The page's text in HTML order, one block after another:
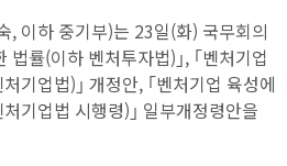
, 이하 중기부)는 23일(화) 국무회의
법률(이하 벤처투자법)｣, ｢벤처기업
기업법)｣ 개정안, ｢벤처기업 육성에
기업법 시행령)｣ 일부개정령안을